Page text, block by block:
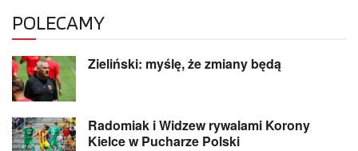
POLECAMY
Zieliński: myślę, że zmiany będą
Radomiak i Widzew rywalami Korony
Kielce w Pucharze Polski